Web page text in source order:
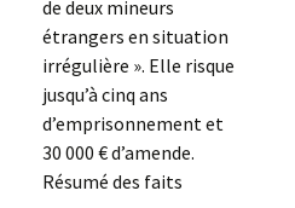
de deux mineurs
étrangers en situation
irrégulière ». Elle risque
jusqu’à cinq ans
d’emprisonnement et
30 000 € d’amende.
Résumé des faits